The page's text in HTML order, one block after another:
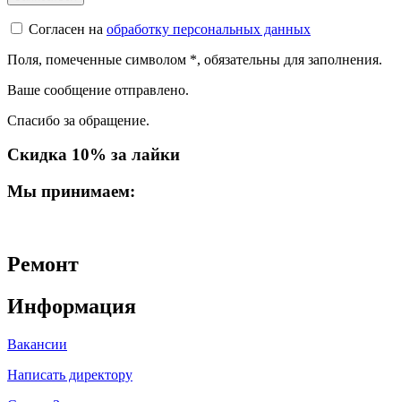
Согласен на обработку персональных данных
Поля, помеченные символом *, обязательны для заполнения.
Ваше сообщение отправлено.
Спасибо за обращение.
Скидка 10% за лайки
Мы принимаем:
Ремонт
Информация
Вакансии
Написать директору